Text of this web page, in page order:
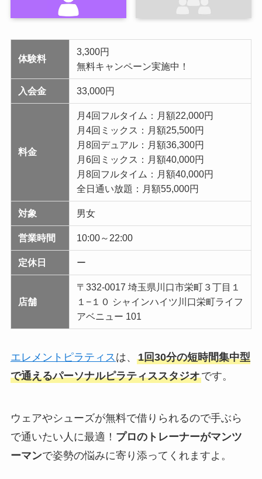
体験料
3,300円
無料キャンペーン実施中！
入会金 33,000円
料金
月4回フルタイム：月額22,000円
月4回ミックス：月額25,500円
月8回デュアル：月額36,300円
月6回ミックス：月額40,000円
月8回フルタイム：月額40,000円
全日通い放題：月額55,000円
対象 男女
営業時間 10:00～22:00
定休日 ー
店舗
〒332-0017 埼玉県川口市栄町３丁目１
１−１０ シャインハイツ川口栄町ライフ
アベニュー 101
エレメントピラティスは、 1回30分の短時間集中型
で通えるパーソナルピラティススタジオです。
ウェアやシューズが無料で借りられるので手ぶら
で通いたい人に最適！ プロのトレーナーがマンツ
ーマンで姿勢の悩みに寄り添ってくれますよ。